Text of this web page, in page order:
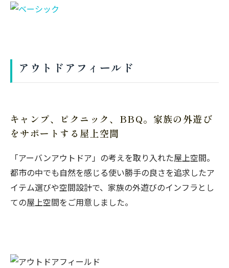
アウトドアフィールド
キャンプ、ピクニック、BBQ。家族の外遊び
をサポートする屋上空間
「アーバンアウトドア」の考えを取り入れた屋上空間。
都市の中でも自然を感じる使い勝手の良さを追求したア
イテム選びや空間設計で、家族の外遊びのインフラとし
ての屋上空間をご用意しました。